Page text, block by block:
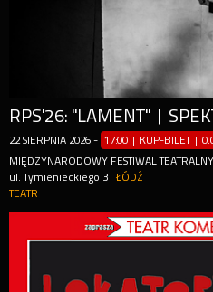
RPS'26: "LAMENT" |
22 SIERPNIA 2026 - 17:00 | KUP-BILET |
MIĘDZYNARODOWY FESTIWAL
ul. Tymienieckiego 3
ŁÓDŹ
TEATR